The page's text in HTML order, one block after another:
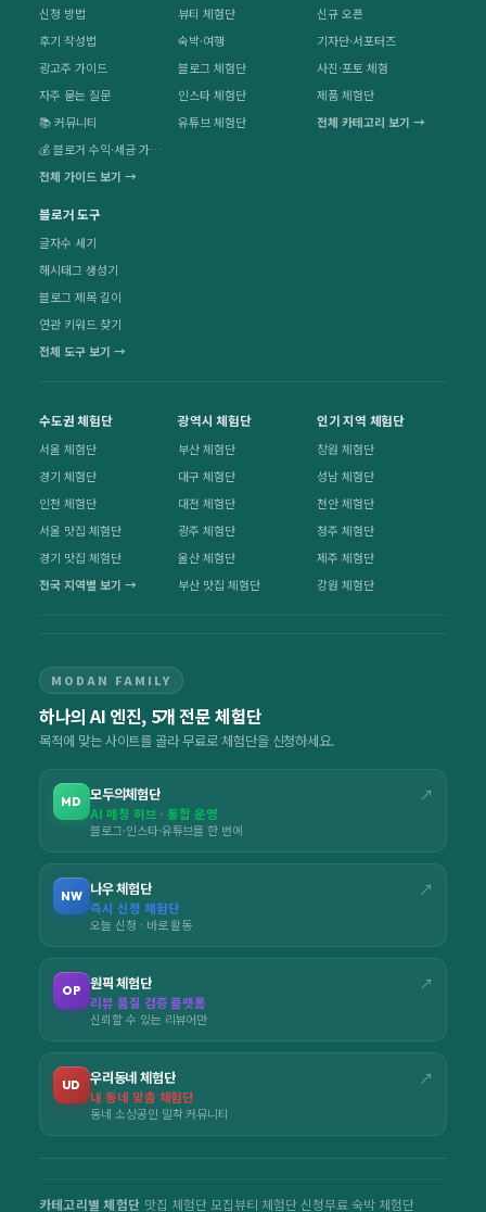
신청 방법
후기 작성법
광고주 가이드
자주 묻는 질문
📚 커뮤니티
💰 블로거 수익·세금 가이드
전체 가이드 보기 →
뷰티 체험단
숙박·여행
블로그 체험단
인스타 체험단
유튜브 체험단
신규 오픈
기자단·서포터즈
사진·포토 체험
제품 체험단
전체 카테고리 보기 →
블로거 도구
글자수 세기
해시태그 생성기
블로그 제목 길이
연관 키워드 찾기
전체 도구 보기 →
수도권 체험단
서울 체험단
경기 체험단
인천 체험단
서울 맛집 체험단
경기 맛집 체험단
전국 지역별 보기 →
광역시 체험단
부산 체험단
대구 체험단
대전 체험단
광주 체험단
울산 체험단
부산 맛집 체험단
인기 지역 체험단
창원 체험단
성남 체험단
천안 체험단
청주 체험단
제주 체험단
강원 체험단
MODAN FAMILY
하나의 AI 엔진, 5개 전문 체험단
목적에 맞는 사이트를 골라 무료로 체험단을 신청하세요.
MD 모두의체험단 ↗
AI 매칭 허브 · 통합 운영
블로그·인스타·유튜브를 한 번에
NW 나우 체험단 ↗
즉시 신청 체험단
오늘 신청 · 바로 활동
OP 원픽 체험단 ↗
리뷰 품질 검증 플랫폼
신뢰할 수 있는 리뷰어만
UD 우리동네 체험단 ↗
내 동네 맞춤 체험단
동네 소상공인 밀착 커뮤니티
카테고리별 체험단 맛집 체험단 모집뷰티 체험단 신청무료 숙박 체험단